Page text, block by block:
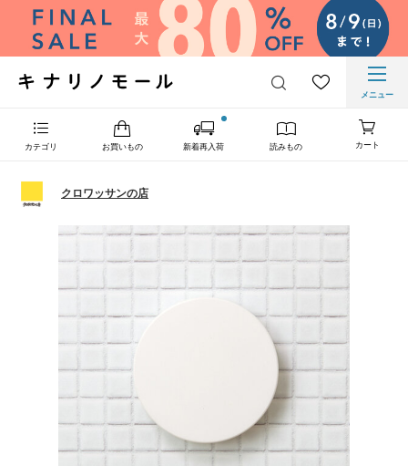
メニュー
カテゴリ お買いもの 新着再入荷 読みもの カート
クロワッサンの店